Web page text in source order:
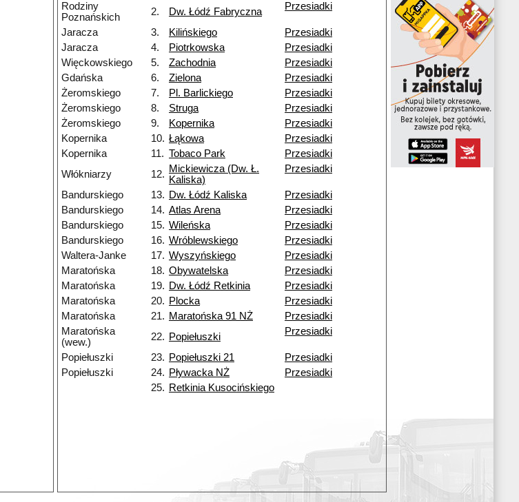
Rodziny
Poznańskich
2. Dw. Łódź Fabryczna Przesiadki
Jaracza 3. Kilińskiego
Przesiadki
Jaracza
4. Piotrkowska
Przesiadki
Więckowskiego
5. Zachodnia
Przesiadki
Gdańska
6. Zielona
Przesiadki
Żeromskiego
7. Pl. Barlickiego
Przesiadki
Żeromskiego
8. Struga
Przesiadki
Żeromskiego
9. Kopernika
Przesiadki
Kopernika
10. Łąkowa
Przesiadki
Kopernika
11. Tobaco Park
Przesiadki
Włókniarzy
12. Mickiewicza (Dw. Ł.
Kaliska)
Przesiadki
Bandurskiego 13. Dw. Łódź Kaliska
Przesiadki
Bandurskiego
14. Atlas Arena
Przesiadki
Bandurskiego
15. Wileńska
Przesiadki
Bandurskiego
16. Wróblewskiego
Przesiadki
Waltera-Janke
17. Wyszyńskiego
Przesiadki
Maratońska
18. Obywatelska
Przesiadki
Maratońska
19. Dw. Łódź Retkinia
Przesiadki
Maratońska
20. Plocka
Przesiadki
Maratońska
21. Maratońska 91 NŻ
Przesiadki
Maratońska
(wew.)
22. Popiełuszki Przesiadki
Popiełuszki 23. Popiełuszki 21
Przesiadki
Popiełuszki
24. Pływacka NŻ
Przesiadki
25. Retkinia Kusocińskiego